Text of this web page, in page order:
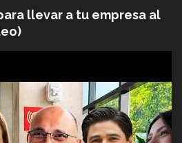
llevar a tu empresa al